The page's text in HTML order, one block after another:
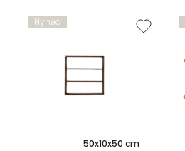
Nyhed
50x10x50 cm